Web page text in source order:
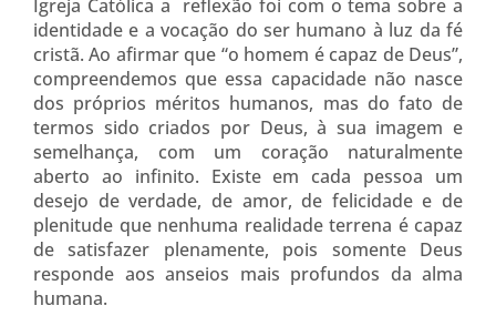
Igreja Católica a reflexão foi com o tema sobre a
identidade e a vocação do ser humano à luz da fé
cristã. Ao afirmar que “o homem é capaz de Deus”,
compreendemos que essa capacidade não nasce
dos próprios méritos humanos, mas do fato de
termos sido criados por Deus, à sua imagem e
semelhança, com um coração naturalmente
aberto ao infinito. Existe em cada pessoa um
desejo de verdade, de amor, de felicidade e de
plenitude que nenhuma realidade terrena é capaz
de satisfazer plenamente, pois somente Deus
responde aos anseios mais profundos da alma
humana.